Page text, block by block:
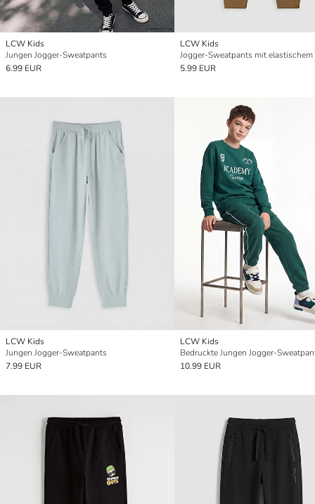
LCW Kids
Jungen Jogger-Sweatpants
6.99 EUR
LCW Kids
5.99 EUR
LCW Kids
Jungen Jogger-Sweatpants
7.99 EUR
LCW Kids
Bedruckte Jungen Jogger-
10.99 EUR